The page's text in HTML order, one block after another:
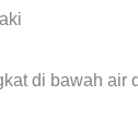
di bawah air